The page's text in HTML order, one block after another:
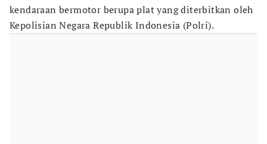
kendaraan bermotor berupa plat yang diterbitkan oleh
Kepolisian Negara Republik Indonesia (Polri).